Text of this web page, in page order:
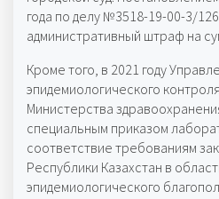
года по делу №3518-19-00-3/
административный штраф на
Кроме того, в 2021 году
эпидемиологического
Министерства
специальным приказом
соответствие требованиям
Республики Казахстан в
эпидемиологического